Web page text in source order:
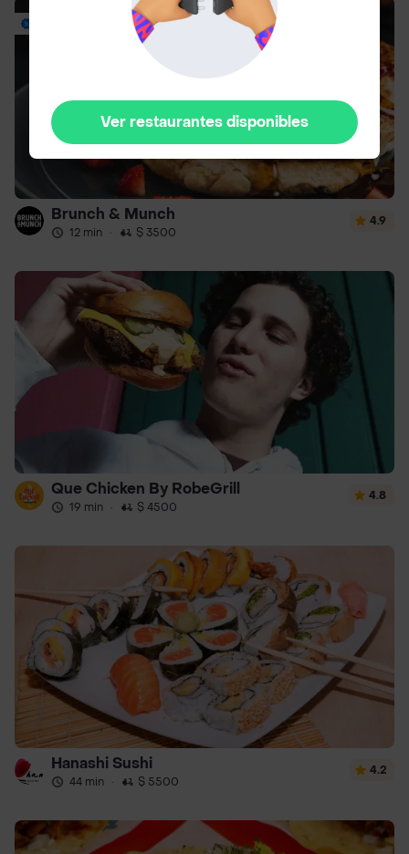
Brunch & Munch
12 min · $ 3500
4.9
Que Chicken By RobeGrill
19 min · $ 4500
4.8
Hanashi Sushi
44 min · $ 5500
4.2
Ver restaurantes disponibles